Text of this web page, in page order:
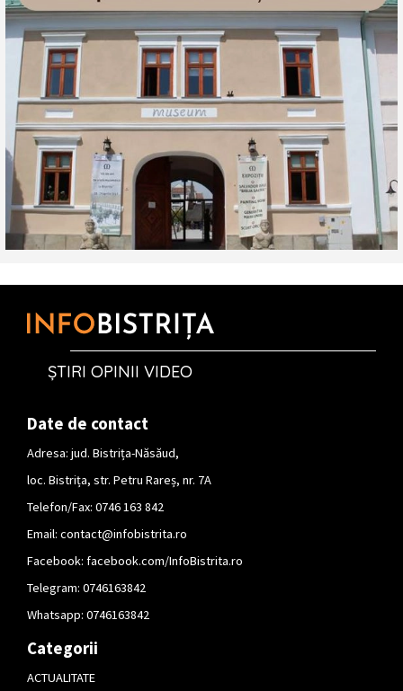
ȘTIRI OPINII VIDEO
Date de contact
Adresa: jud. Bistrița-Năsăud,
loc. Bistrița, str. Petru Rareș, nr. 7A
Telefon/Fax: 0746 163 842
Email: contact@infobistrita.ro
Facebook: facebook.com/InfoBistrita.ro
Telegram: 0746163842
Whatsapp: 0746163842
Categorii
ACTUALITATE